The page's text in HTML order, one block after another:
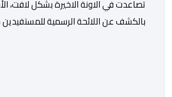
تصاعدت في الاونة الاخيرة بشكل لافت،
بالكشف عن اللائحة الرسمية